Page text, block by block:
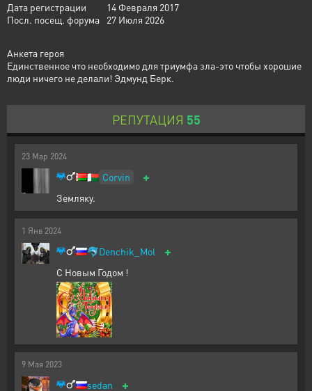
Дата регистрации
14 Февраля 2017
Посл. посещ. форума
27 Июля 2026
Анкета героя
Единственное что необходимо для триумфа зла-это чтобы хорошие
люди ничего не делали! Эдмунд Берк.
РЕПУТАЦИЯ 55
23 Мар 2024
🇲🇬 Corvin +
Земляку.
1 Янв 2024
🐬Denchik_Mol +
С Новым Годом !
9 Мая 2023
sedan +